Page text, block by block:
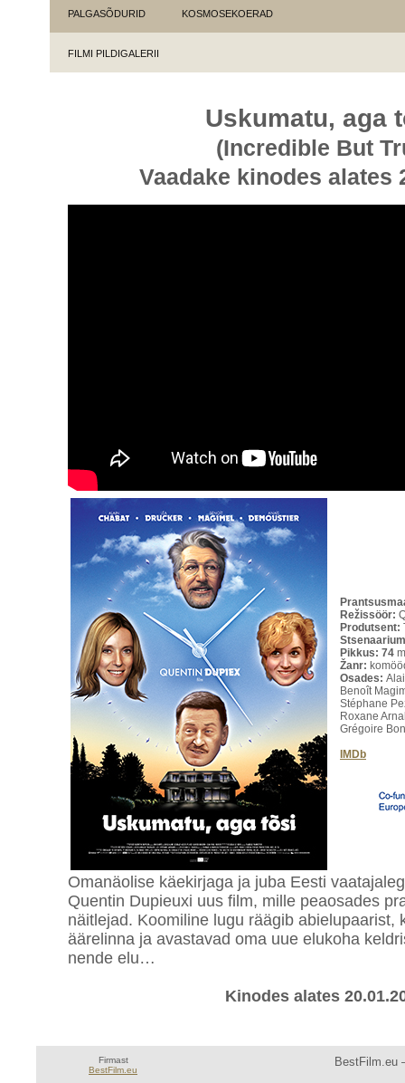
PALGASÕDURID KOSMOSEKOERAD
FILMI PILDIGALERII
Uskumatu, aga
(Incredible But
Vaadake kinodes alates
Režissöör:
Produtsent:
Pikkus: 74
Žanr:
Osades:
Benoît
Stéphane
Roxane
Grégoire
IMDb
Omanäolise käekirjaga ja juba Eesti
Quentin Dupieuxi uus film, mille peaosades
näitlejad. Koomiline lugu räägib abielupaarist,
äärelinna ja avastavad oma uue elukoha
nende elu…
Kinodes alates
Firmast
BestFilm.eu
BestFilm.eu